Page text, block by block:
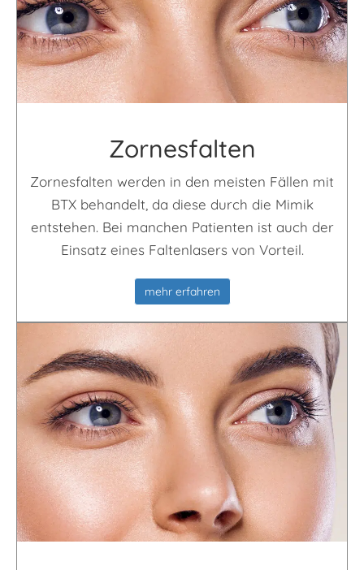
Zornes­falten
Zornesfalten werden in den meisten Fällen mit
BTX behandelt, da diese durch die Mimik
entstehen. Bei manchen Patienten ist auch der
Einsatz eines Faltenlasers von Vorteil.
mehr erfahren